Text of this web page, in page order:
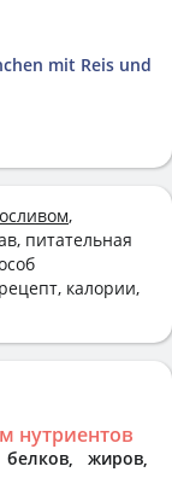
mit Reis und
,
питательная
калории,
нутриентов
жиров,